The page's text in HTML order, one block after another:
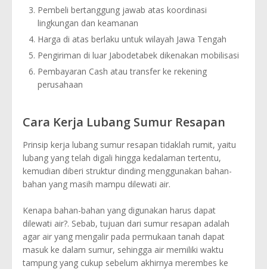
Pembeli bertanggung jawab atas koordinasi
lingkungan dan keamanan
Harga di atas berlaku untuk wilayah Jawa Tengah
Pengiriman di luar Jabodetabek dikenakan mobilisasi
Pembayaran Cash atau transfer ke rekening
perusahaan
Cara Kerja Lubang Sumur Resapan
Prinsip kerja lubang sumur resapan tidaklah rumit, yaitu
lubang yang telah digali hingga kedalaman tertentu,
kemudian diberi struktur dinding menggunakan bahan-
bahan yang masih mampu dilewati air.
Kenapa bahan-bahan yang digunakan harus dapat
dilewati air?. Sebab, tujuan dari sumur resapan adalah
agar air yang mengalir pada permukaan tanah dapat
masuk ke dalam sumur, sehingga air memiliki waktu
tampung yang cukup sebelum akhirnya merembes ke